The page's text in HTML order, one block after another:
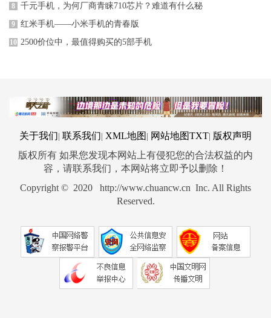
8 千元手机，为何厂商青睐710芯片？难道有什么秘
9 红米手机——小米手机的青春版
10 2500价位中，最值得购买的5部手机
关于我们 联系我们 XML地图 网站地图TXT 版权声明
版权所有 如果您发现本网站上有侵犯您的合法权益的内
容，请联系我们，本网站将立即予以删除！
Copyright © 2020 http://www.chuancw.cn Inc. All Rights
Reserved.